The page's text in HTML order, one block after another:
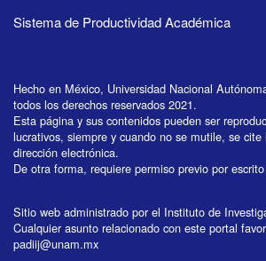
Sistema de Productividad Académica
Hecho en México, Universidad Nacional
todos los derechos reservados 2021.
Esta página y sus contenidos pueden ser
lucrativos, siempre y cuando no se mutile, se
dirección electrónica.
De otra forma, requiere permiso previo por
Sitio web administrado por el Instituto de
Cualquier asunto relacionado con este portal
padiij@unam.mx